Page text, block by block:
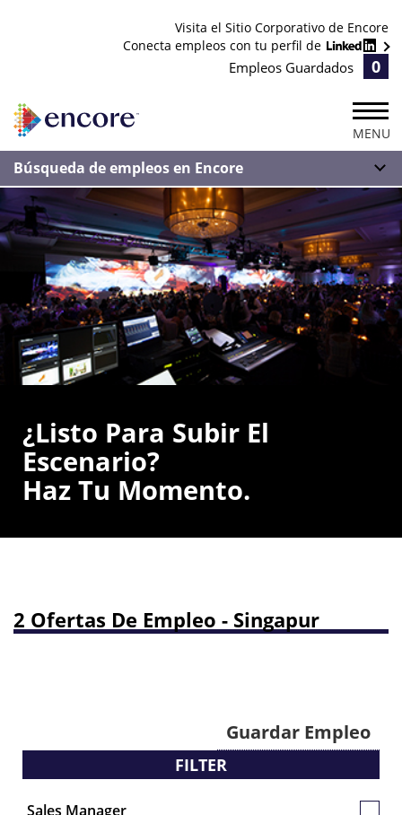
Visita el Sitio Corporativo de Encore
Conecta empleos con tu perfil de
Empleos Guardados 0
MENU
Búsqueda de empleos en Encore
¿Listo Para Subir El
Escenario?
Haz Tu Momento.
2 Ofertas De Empleo - Singapur
Guardar Empleo
FILTER
Sales Manager